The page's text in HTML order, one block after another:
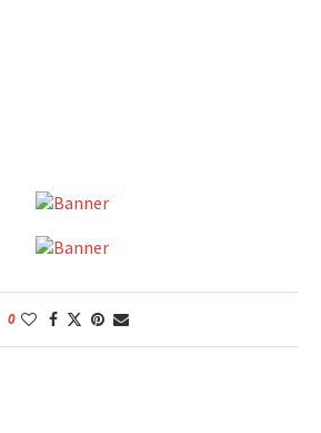
0